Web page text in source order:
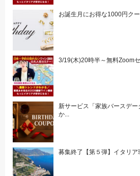
お誕生月にお得な1000円ク
3/19(木)20時半～無料Zoomセ
新サービス「家族バースデ
か...
募集終了【第５弾】イタリ